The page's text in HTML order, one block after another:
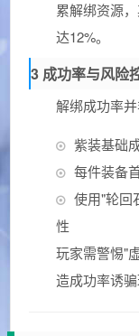
累解绑资源
达12%。
3 成功率与风险
解绑成功率并
紫装基础
每件装备
使用"轮回
性
玩家需警惕"
造成功率诱